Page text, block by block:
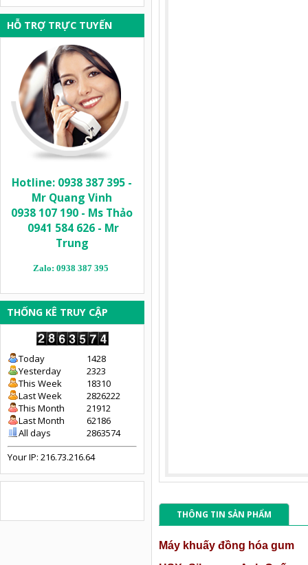
HỖ TRỢ TRỰC TUYẾN
Hotline: 0938 387 395 -
Mr Quang Vinh
0938 107 190 - Ms Thảo
0941 584 626 - Mr
Trung
Zalo: 0938 387 395
THỐNG KÊ TRUY CẬP
Today
1428
Yesterday
2323
This Week
18310
Last Week
2826222
This Month
21912
Last Month
62186
All days
2863574
Your IP: 216.73.216.64
THÔNG TIN SẢN PHẨM
Máy khuấy đồng hóa gum